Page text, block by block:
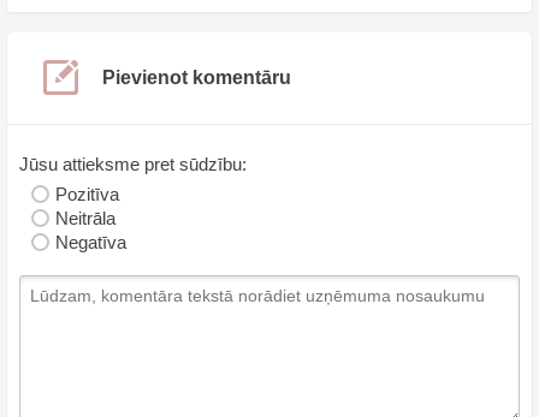
Pievienot komentāru
Jūsu attieksme pret sūdzību:
Pozitīva
Neitrāla
Negatīva